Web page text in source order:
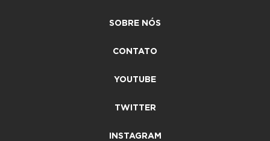
SOBRE NÓS
CONTATO
YOUTUBE
TWITTER
INSTAGRAM